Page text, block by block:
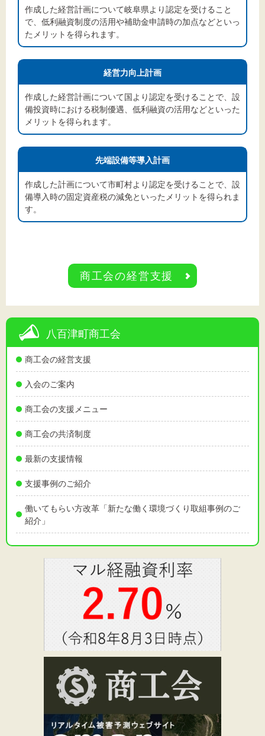
八百津町商工会
商工会の経営支援
入会のご案内
商工会の支援メニュー
商工会の共済制度
最新の支援情報
支援事例のご紹介
働いてもらい方改革「新たな働く環境づくり取組事例のご
紹介」
作成した経営計画について岐阜県より認定を受けること
で、低利融資制度の活用や補助金申請時の加点などといっ
たメリットを得られます。
経営力向上計画
作成した経営計画について国より認定を受けることで、設
備投資時における税制優遇、低利融資の活用などといった
メリットを得られます。
先端設備等導入計画
作成した計画について市町村より認定を受けることで、設
備導入時の固定資産税の減免といったメリットを得られま
す。
商工会の経営支援